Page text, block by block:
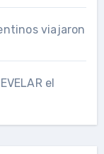
viajaron
el